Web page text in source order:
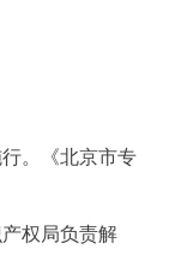
。《北京市专
权局负责解